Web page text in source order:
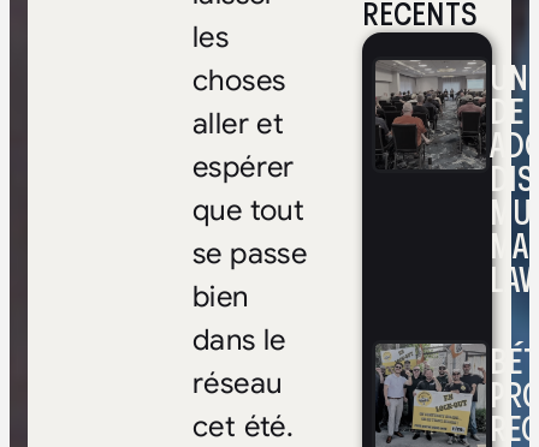
RÉCENTS
DE
les
choses
aller et
espérer
que tout
se passe
bien
dans le
réseau
cet été.